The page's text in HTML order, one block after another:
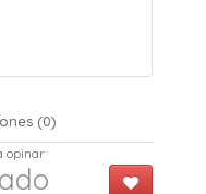
(0)
opinar